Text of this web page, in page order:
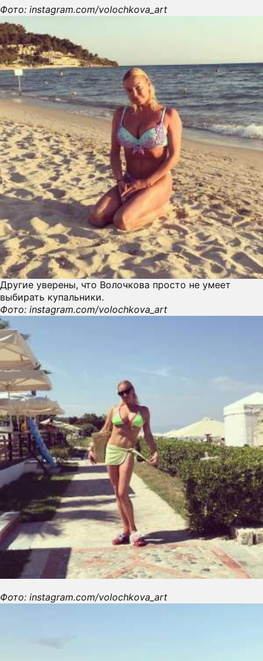
Фото: instagram.com/volochkova_art
Другие уверены, что Волочкова просто не умеет
выбирать купальники.
Фото: instagram.com/volochkova_art
Фото: instagram.com/volochkova_art